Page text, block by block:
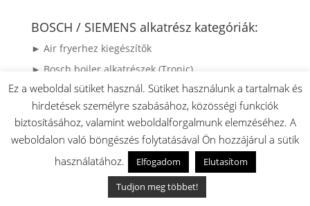
következőre:
BOSCH / SIEMENS alkatrész kategóriák:
► Air fryerhez kiegészítők
► Bosch bojler alkatrészek (Tronic)
► Bosch Fűnyíró alkatrészek
► BOSCH MUM4 ProfiMixx Konyhai robotgépre
kiegészítők és feltétek
► BOSCH MUM5 Konyhai robotgépre kiegészítők,
feltehető tartozékok
► BOSCH MUMS2 robotgéphez tartozékok és
Ez a weboldal sütiket használ. Sütiket használunk a tartalmak és
hirdetések személyre szabásához, közösségi funkciók
biztosításához, valamint weboldalforgalmunk elemzéséhez. A
weboldalon való böngészés folytatásával Ön hozzájárul a sütik
használatához.
Elfogadom
Elutasítom
Tudjon meg többet!